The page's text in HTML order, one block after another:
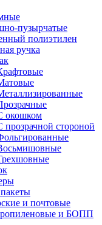
пузырчатые
полиэтилен
ручка
окошком
прозрачной стороной
и почтовые
и БОПП